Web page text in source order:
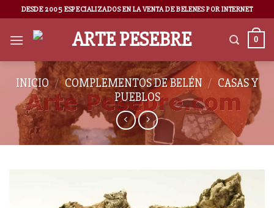
DESDE 2005 ESPECIALIZADOS EN LA VENTA DE BELENES POR INTERNET
0
INICIO / COMPLEMENTOS DE BELÉN / CASAS Y
PUEBLOS